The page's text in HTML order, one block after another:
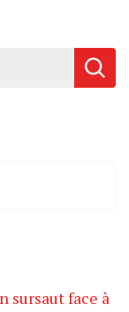
sursaut face à